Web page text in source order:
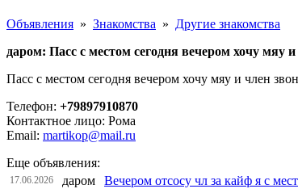
Объявления » Знакомства » Другие знакомства
даром: Пасс с местом сегодня вечером хочу мяу
Пасс с местом сегодня вечером хочу мяу и член
Телефон: +79897910870
Контактное лицо: Рома
Email: martikop@mail.ru
Еще объявления:
17.06.2026 даром Вечером отсосу чл за кайф я с